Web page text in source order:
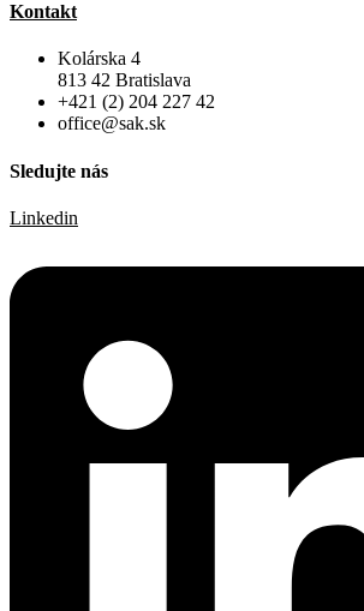
Kontakt
Kolárska 4
813 42 Bratislava
+421 (2) 204 227 42
office@sak.sk
Sledujte nás
Linkedin